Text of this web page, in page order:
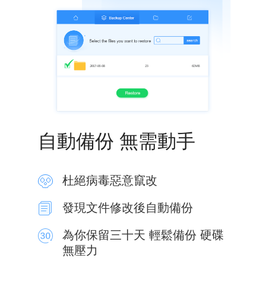
自動備份 無需動手
杜絕病毒惡意竄改
發現文件修改後自動備份
為你保留三十天 輕鬆備份 硬碟
無壓力